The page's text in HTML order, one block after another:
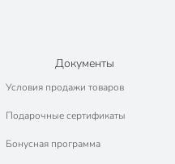
Документы
Условия продажи товаров
Подарочные сертификаты
Бонусная программа